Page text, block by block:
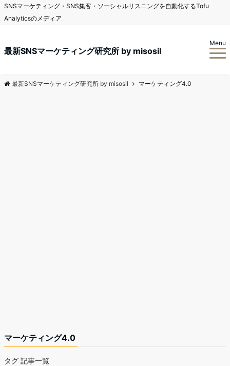
SNSマーケティング・SNS集客・ソーシャルリスニングを自動化するTofu
Analyticsのメディア
最新SNSマーケティング研究所 by misosil
Menu
最新SNSマーケティング研究所 by misosil マーケティング4.0
マーケティング4.0
タグ 記事一覧